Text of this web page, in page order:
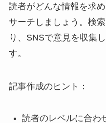
読者がどんな情報を求
サーチしましょう。検
り、SNSで意見を収集
す。
記事作成のヒント：
読者のレベルに合わ